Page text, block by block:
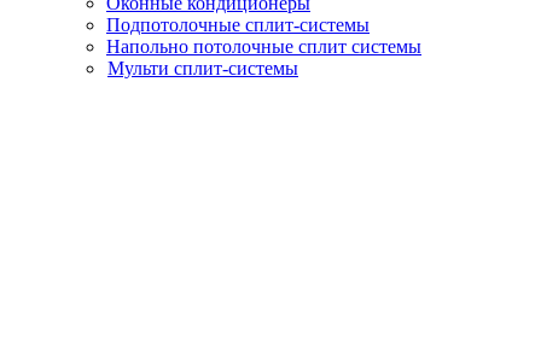
Подпотолочные сплит-системы
Напольно потолочные сплит системы
Мульти сплит-системы